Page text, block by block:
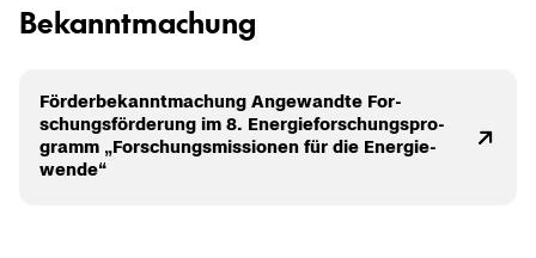
Be­kannt­ma­chung
För­der­be­kannt­ma­chung An­ge­wand­te For­
schungs­för­de­rung im 8. En­er­gie­for­schungs­pro­
gramm „For­schungs­mis­sio­nen für die En­er­gie­
wen­de“